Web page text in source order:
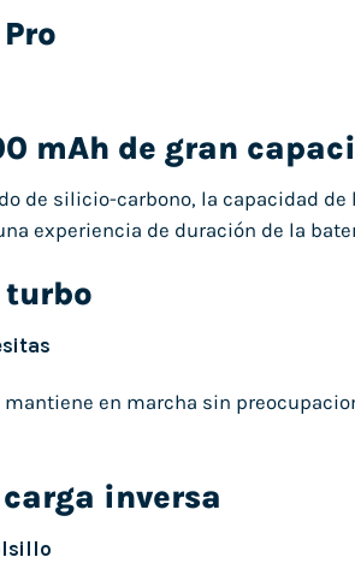
mAh de gran
de silicio-carbono, la capacidad de
experiencia de duración de la
turbo
mantiene en marcha sin
inversa